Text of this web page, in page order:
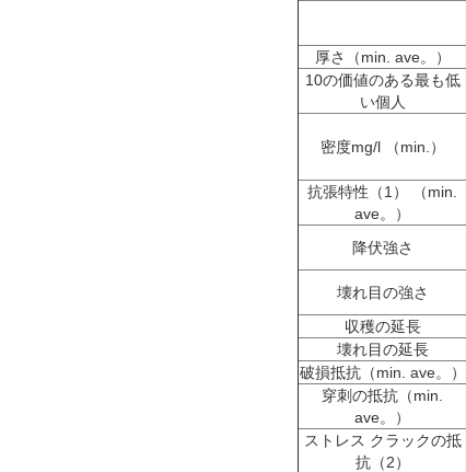
厚さ（min. ave。）
10の価値のある最も低
い個人
密度mg/l （min.）
抗張特性 （1）
（min.
ave。）
降伏強さ
壊れ目の強さ
収穫の延長
壊れ目の延長
破損抵抗（min. ave。）
穿刺の抵抗（min.
ave。）
ストレス クラックの抵
抗（2）